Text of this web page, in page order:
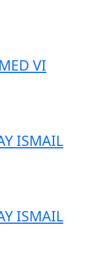
VI
ISMAIL
ISMAIL